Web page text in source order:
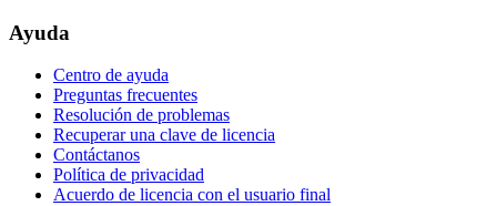
Ayuda
Centro de ayuda
Preguntas frecuentes
Resolución de problemas
Recuperar una clave de licencia
Contáctanos
Política de privacidad
Acuerdo de licencia con el usuario final